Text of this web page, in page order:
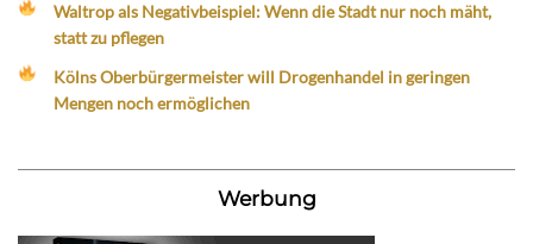
Waltrop als Negativbeispiel: Wenn die Stadt nur noch mäht,
statt zu pflegen
Kölns Oberbürgermeister will Drogenhandel in geringen
Mengen noch ermöglichen
Werbung